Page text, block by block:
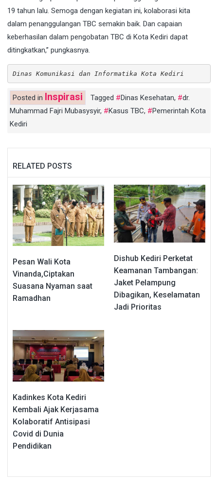
19 tahun lalu. Semoga dengan kegiatan ini, kolaborasi kita
dalam penanggulangan TBC semakin baik. Dan capaian
keberhasilan dalam pengobatan TBC di Kota Kediri dapat
ditingkatkan,” pungkasnya.
Dinas Komunikasi dan Informatika Kota Kediri
Posted in Inspirasi Tagged Dinas Kesehatan,
dr.
Muhammad Fajri Mubasysyir, Kasus TBC,
Pemerintah Kota
Kediri
RELATED POSTS
Pesan Wali Kota
Vinanda,Ciptakan
Suasana Nyaman saat
Ramadhan
Dishub Kediri Perketat
Keamanan Tambangan:
Jaket Pelampung
Dibagikan, Keselamatan
Jadi Prioritas
Kadinkes Kota Kediri
Kembali Ajak Kerjasama
Kolaboratif Antisipasi
Covid di Dunia
Pendidikan